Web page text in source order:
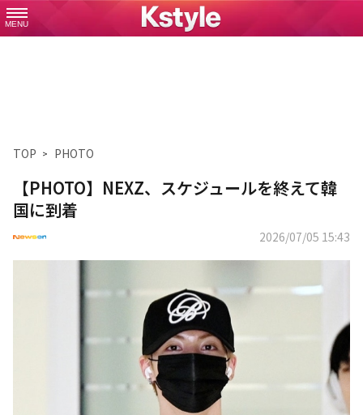
MENU
TOP PHOTO
【PHOTO】NEXZ、スケジュールを終えて韓
国に到着
2026/07/05 15:43